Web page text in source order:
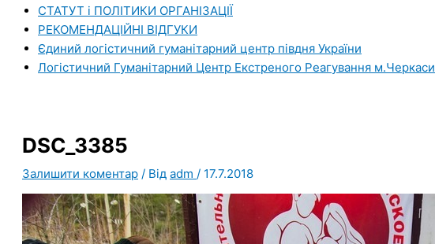
СТАТУТ і ПОЛІТИКИ ОРГАНІЗАЦІЇ
РЕКОМЕНДАЦІЙНІ ВІДГУКИ
Єдиний логістичний гуманітарний центр півдня України
Логістичний Гуманітарний Центр Екстреного Реагування м.Черкаси
DSC_3385
Залишити коментар / Від adm / 17.7.2018